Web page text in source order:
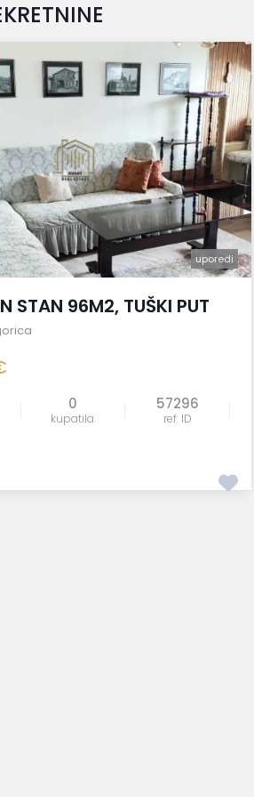
uporedi
STAN 96M2, TUŠKI PUT
0
kupatila
57296
ref. ID
uporedi